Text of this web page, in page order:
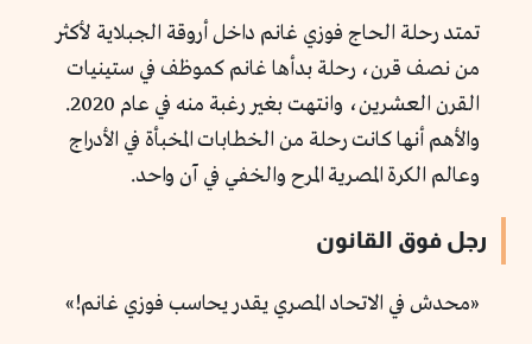
تمتد رحلة الحاج فوزي غانم داخل أروقة الجبلاية لأكثر
من نصف قرن، رحلة بدأها غانم كموظف في ستينيات
القرن العشرين، وانتهت بغير رغبة منه في عام 2020.
والأهم أنها كانت رحلة من الخطابات المخبأة في الأدراج
وعالم الكرة المصرية المرح والخفي في آن واحد.
رجل فوق القانون
«محدش في الاتحاد المصري يقدر يحاسب فوزي غانم!»